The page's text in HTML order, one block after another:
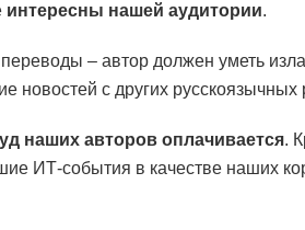
интересны нашей аудитории.
– автор должен уметь
новостей с других
наших авторов оплачивается.
ИТ-события в качестве наших